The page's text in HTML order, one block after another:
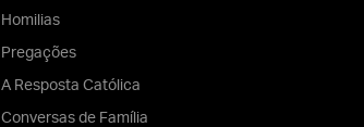
Homilias
Pregações
A Resposta Católica
Conversas de Família